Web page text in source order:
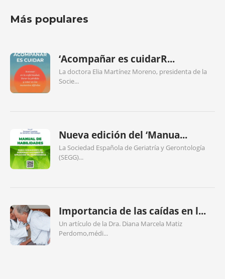
Más populares
‘Acompañar es cuidarR...
La doctora Elia Martínez Moreno, presidenta de la
Socie...
Nueva edición del ‘Manua...
La Sociedad Española de Geriatría y Gerontología
(SEGG)...
Importancia de las caídas en l...
Un artículo de la Dra. Diana Marcela Matiz
Perdomo,médi...